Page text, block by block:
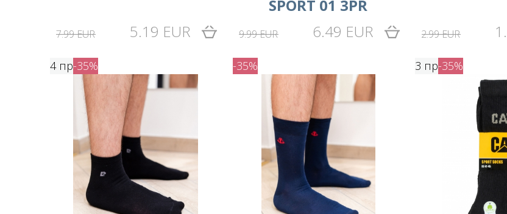
7.99 EUR 5.19 EUR
SPORT 01 3PR
9.99 EUR 6.49 EUR 2.99 EUR
4 пр-35% -35% 3 пр-35%